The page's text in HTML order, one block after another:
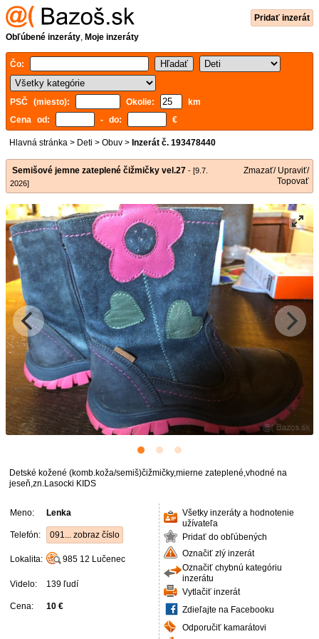
Pridať inzerát
Obľúbené inzeráty, Moje inzeráty
Čo:
PSČ (miesto): Okolie:
km
Cena od:
- do: €
Hlavná stránka > Deti > Obuv > Inzerát č. 193478440
Semišové jemne zateplené čižmičky vel.27 - [9.7.
2026]
Zmazať/ Upraviť/
Topovať
Detské kožené (komb.koža/semiš)čižmičky,mierne zateplené,vhodné na
jeseň,zn.Lasocki KIDS
Meno: Lenka
Telefón: 091... zobraz číslo
Lokalita: 985 12 Lučenec
Videlo: 139 ľudí
Cena: 10 €
Všetky inzeráty a hodnotenie
užívateľa
Pridať do obľúbených
Označiť zlý inzerát
Označiť chybnú kategóriu
inzerátu
Vytlačiť inzerát
Zdieľajte na Facebooku
Odporučiť kamarátovi